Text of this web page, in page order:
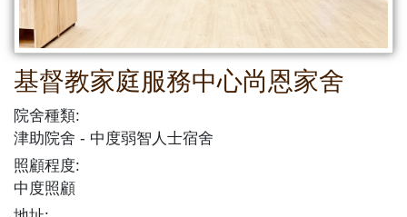
基督教家庭服務中心尚恩家舍
院舍種類:
津助院舍
中度弱智人士宿舍
照顧程度:
中度照顧